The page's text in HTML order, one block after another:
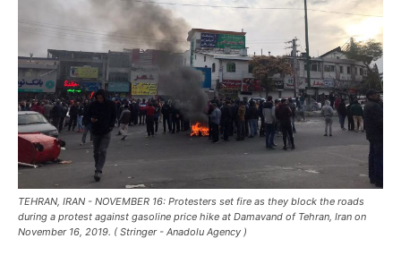
TEHRAN, IRAN - NOVEMBER 16: Protesters set fire as they block the roads
during a protest against gasoline price hike at Damavand of Tehran, Iran on
November 16, 2019. ( Stringer - Anadolu Agency )